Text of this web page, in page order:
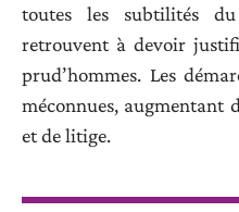
toutes les subtilités
retrouvent à devoir
prud’hommes. Les
méconnues, augmentant
et de litige.